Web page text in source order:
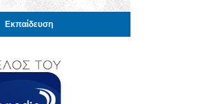
Εκπαίδευση